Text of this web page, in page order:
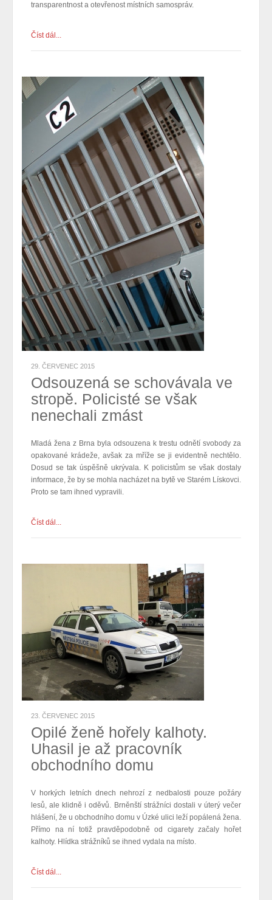
transparentnost a otevřenost místních samospráv.
Číst dál...
29. ČERVENEC 2015
Odsouzená se schovávala ve
stropě. Policisté se však
nenechali zmást
Mladá žena z Brna byla odsouzena k trestu odnětí svobody za
opakované krádeže, avšak za mříže se ji evidentně nechtělo.
Dosud se tak úspěšně ukrývala. K policistům se však dostaly
informace, že by se mohla nacházet na bytě ve Starém Lískovci.
Proto se tam ihned vypravili.
Číst dál...
23. ČERVENEC 2015
Opilé ženě hořely kalhoty.
Uhasil je až pracovník
obchodního domu
V horkých letních dnech nehrozí z nedbalosti pouze požáry
lesů, ale klidně i oděvů. Brněnští strážníci dostali v úterý večer
hlášení, že u obchodního domu v Úzké ulici leží popálená žena.
Přímo na ní totiž pravděpodobně od cigarety začaly hořet
kalhoty. Hlídka strážníků se ihned vydala na místo.
Číst dál...